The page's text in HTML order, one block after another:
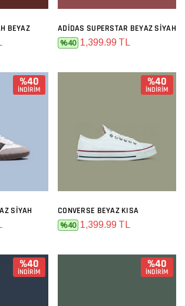
BEYAZ ADIDAS SUPERSTAR BEYAZ SIYAH
%40 1,399.99 TL
%40
İNDİRİM
SIYAH
%40
İNDİRİM
CONVERSE BEYAZ KISA
%40 1,399.99 TL
%40
İNDİRİM
%40
İNDİRİM